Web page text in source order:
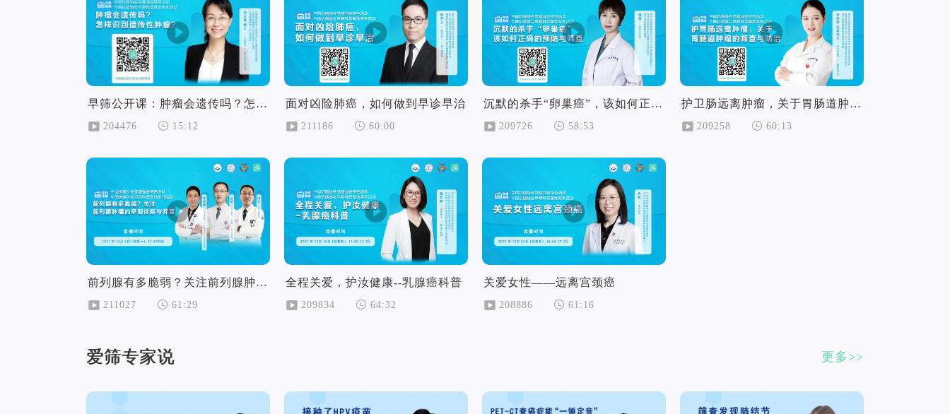
早筛公开课：肿瘤会遗传吗？怎样识别遗传性肿瘤？
204476 15:12
面对凶险肺癌，如何做到早诊早治
211186 60:00
沉默的杀手“卵巢癌”，该如何正确的预防和筛查
209726 58:53
护卫肠远离肿瘤，关于胃肠道肿瘤的筛查和防治
209258 60:13
前列腺有多脆弱？关注前列腺肿瘤的早期诊断和筛查
211027 61:29
全程关爱，护汝健康--乳腺癌科普
209834 64:32
关爱女性——远离宫颈癌
208886 61:16
爱筛专家说 更多>>